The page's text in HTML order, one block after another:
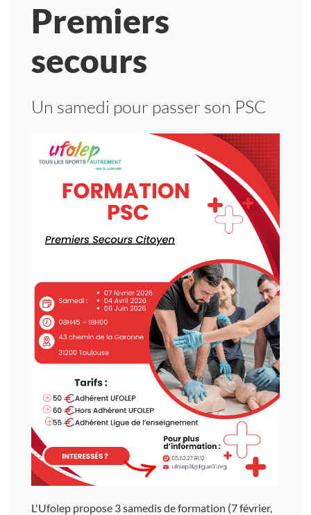
Premiers
secours
Un samedi pour passer son PSC
L'Ufolep propose 3 samedis de formation (7 février,